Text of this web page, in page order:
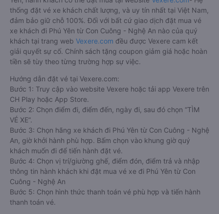
thống đặt vé xe khách chất lượng, và uy tín nhất tại Việt Nam,
đảm bảo giữ chỗ 100%. Đối với bất cứ giao dịch đặt mua vé
xe khách đi Phú Yên từ Con Cuông - Nghệ An nào của quý
khách tại trang web Vexere.com đều được Vexere cam kết
giải quyết sự cố. Chính sách tặng coupon giảm giá hoặc hoàn
tiền sẽ tùy theo từng trường hợp sự việc.
Hướng dẫn đặt vé tại Vexere.com:
Bước 1: Truy cập vào website Vexere hoặc tải app Vexere trên
CH Play hoặc App Store.
Bước 2: Chọn điểm đi, điểm đến, ngày đi, sau đó chọn “TÌM
VÉ XE”.
Bước 3: Chọn hãng xe khách đi Phú Yên từ Con Cuông - Nghệ
An, giờ khởi hành phù hợp. Bấm chọn vào khung giờ quý
khách muốn đi để tiến hành đặt vé.
Bước 4: Chọn vị trí/giường ghế, điểm đón, điểm trả và nhập
thông tin hành khách khi đặt mua vé xe đi Phú Yên từ Con
Cuông - Nghệ An
Bước 5: Chọn hình thức thanh toán vé phù hợp và tiến hành
thanh toán vé.